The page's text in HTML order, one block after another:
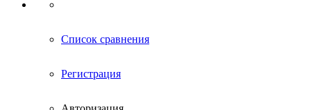
Список сравнения
Регистрация